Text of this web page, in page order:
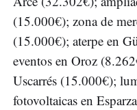
(15.000€); zona de
(15.000€); aterpe en
eventos en Oroz
Uscarrés (15.000€);
fotovoltaicas en